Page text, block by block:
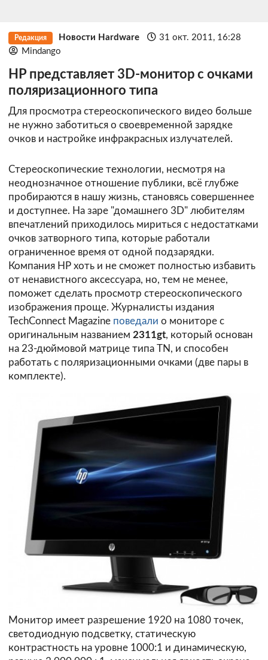
Редакция Новости Hardware
31 окт. 2011, 16:28
Mindango
HP представляет 3D-монитор с очками
поляризационного типа
Для просмотра стереоскопического видео больше
не нужно заботиться о своевременной зарядке
очков и настройке инфракрасных излучателей.
Стереоскопические технологии, несмотря на
неоднозначное отношение публики, всё глубже
пробираются в нашу жизнь, становясь совершеннее
и доступнее. На заре "домашнего 3D" любителям
впечатлений приходилось мириться с недостатками
очков затворного типа, которые работали
ограниченное время от одной подзарядки.
Компания HP хоть и не сможет полностью избавить
от ненавистного аксессуара, но, тем не менее,
поможет сделать просмотр стереоскопического
изображения проще. Журналисты издания
TechConnect Magazine поведали о мониторе с
оригинальным названием 2311gt, который основан
на 23-дюймовой матрице типа TN, и способен
работать с поляризационными очками (две пары в
комплекте).
Монитор имеет разрешение 1920 на 1080 точек,
светодиодную подсветку, статическую
контрастность на уровне 1000:1 и динамическую,